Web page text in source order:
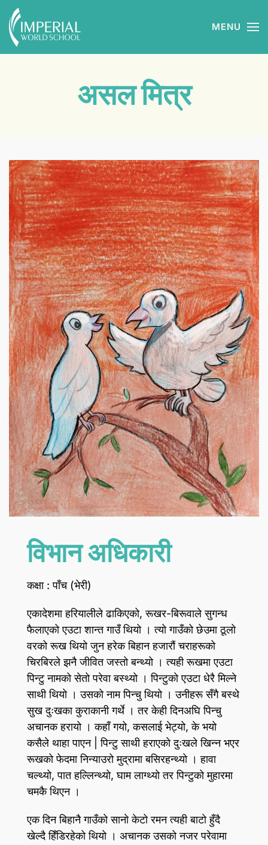
Skip to main content MENU
असल मित्र
विभान अधिकारी
कक्षा : पाँच (भेरी)
एकादेशमा हरियालीले ढाकिएको, रूखर-बिरूवाले सुगन्ध
फैलाएको एउटा शान्त गाउँ थियो । त्यो गाउँको छेउमा ठूलो
वरको रूख थियो जुन हरेक बिहान हजारौं चराहरूको
चिरबिरले झनै जीवित जस्तो बन्थ्यो । त्यही रूखमा एउटा
पिन्टु नामको सेतो परेवा बस्थ्यो । पिन्टुको एउटा धेरै मिल्ने
साथी थियो । उसको नाम पिन्चु थियो । उनीहरू सँगै बस्थे
सुख दुःखका कुराकानी गर्थे । तर केही दिनअघि पिन्चु
अचानक हरायो । कहाँ गयो, कसलाई भेट्यो, के भयो
कसैले थाहा पाएन | पिन्टु साथी हराएको दुःखले खिन्न भएर
रूखको फेदमा निन्याउरो मुद्रामा बसिरहन्थ्यो । हावा
चल्थ्यो, पात हल्लिन्थ्यो, घाम लाग्थ्यो तर पिन्टुको मुहारमा
चमकै थिएन ।
एक दिन बिहानै गाउँको सानो केटो रमन त्यही बाटो हुँदै
खेल्दै हिँडिरहेको थियो । अचानक उसको नजर परेवामा